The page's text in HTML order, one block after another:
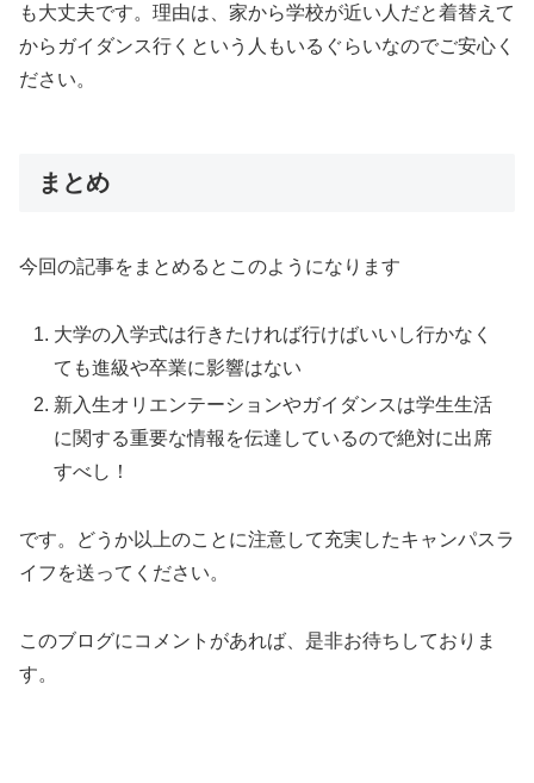
も大丈夫です。理由は、家から学校が近い人だと着替えて
からガイダンス行くという人もいるぐらいなのでご安心く
ださい。
まとめ
今回の記事をまとめるとこのようになります
大学の入学式は行きたければ行けばいいし行かなく
ても進級や卒業に影響はない
新入生オリエンテーションやガイダンスは学生生活
に関する重要な情報を伝達しているので絶対に出席
すべし！
です。どうか以上のことに注意して充実したキャンパスラ
イフを送ってください。
このブログにコメントがあれば、是非お待ちしておりま
す。